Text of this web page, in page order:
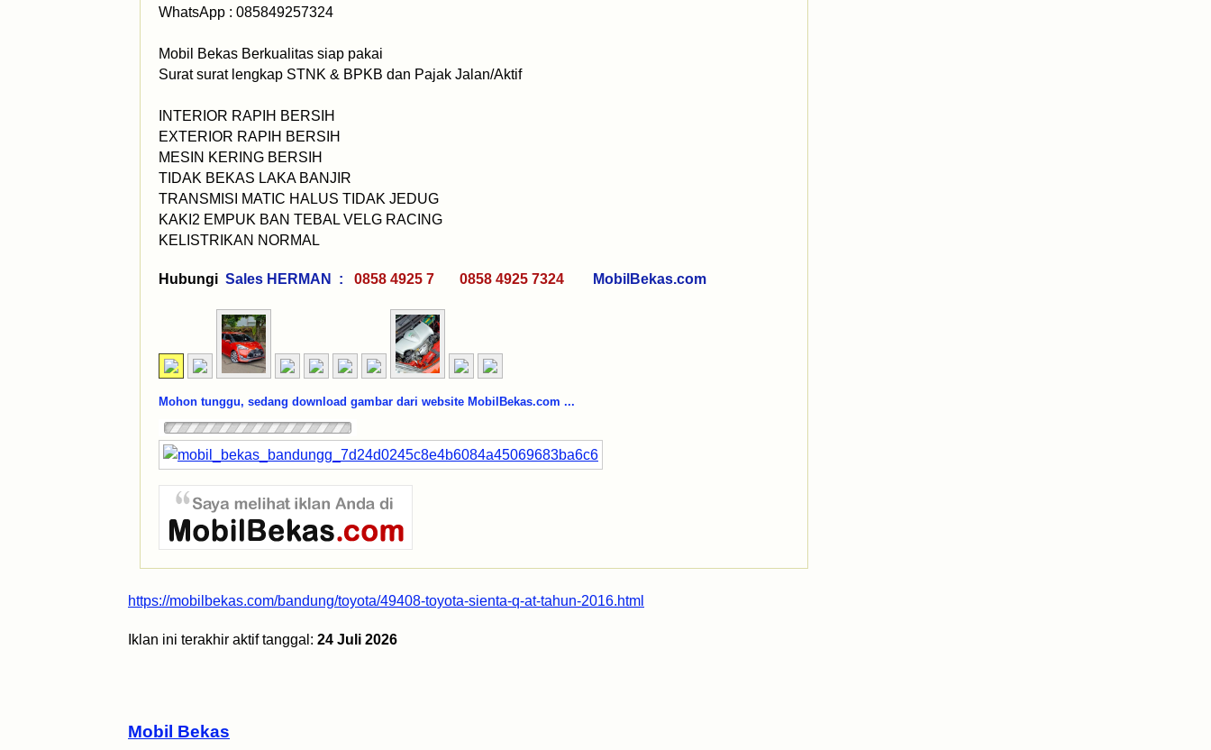
Mobil Bekas
WhatsApp : 085849257324
Mobil Bekas Berkualitas siap pakai
Surat surat lengkap STNK & BPKB dan Pajak Jalan/Aktif
INTERIOR RAPIH BERSIH
EXTERIOR RAPIH BERSIH
MESIN KERING BERSIH
TIDAK BEKAS LAKA BANJIR
TRANSMISI MATIC HALUS TIDAK JEDUG
KAKI2 EMPUK BAN TEBAL VELG RACING
KELISTRIKAN NORMAL
Hubungi Sales HERMAN : 0858 4925 7 0858 4925 7324 MobilBekas.com
Mohon tunggu, sedang download gambar dari website MobilBekas.com ...
https://mobilbekas.com/bandung/toyota/49408-toyota-sienta-q-at-tahun-2016.html
Iklan ini terakhir aktif tanggal: 24 Juli 2026